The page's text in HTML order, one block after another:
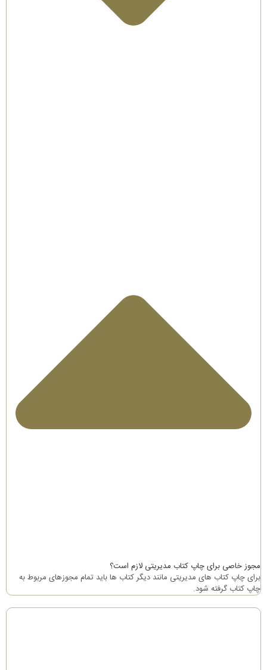
مجوز خاصی برای چاپ کتاب مدیریتی لازم است؟
برای چاپ کتاب های مدیریتی مانند دیگر کتاب ها باید تمام مجوزهای مربوط به
چاپ کتاب گرفته شود.